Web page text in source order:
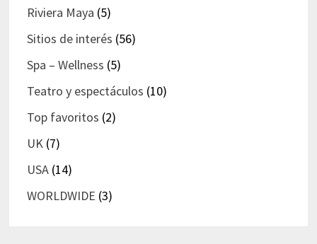
Riviera Maya (5)
Sitios de interés (56)
Spa – Wellness (5)
Teatro y espectáculos (10)
Top favoritos (2)
UK(7)
USA(14)
WORLDWIDE (3)